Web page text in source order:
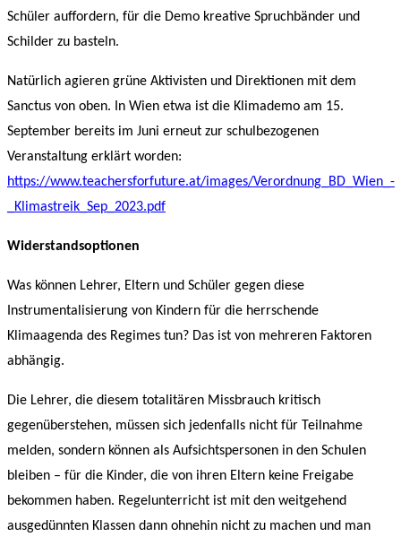
Schüler auffordern, für die Demo kreative Spruchbänder und
Schilder zu basteln.
Natürlich agieren grüne Aktivisten und Direktionen mit dem
Sanctus von oben. In Wien etwa ist die Klimademo am 15.
September bereits im Juni erneut zur schulbezogenen
Veranstaltung erklärt worden:
https://www.teachersforfuture.at/images/Verordnung_BD_Wien_-
_Klimastreik_Sep_2023.pdf
Widerstandsoptionen
Was können Lehrer, Eltern und Schüler gegen diese
Instrumentalisierung von Kindern für die herrschende
Klimaagenda des Regimes tun? Das ist von mehreren Faktoren
abhängig.
Die Lehrer, die diesem totalitären Missbrauch kritisch
gegenüberstehen, müssen sich jedenfalls nicht für Teilnahme
melden, sondern können als Aufsichtspersonen in den Schulen
bleiben – für die Kinder, die von ihren Eltern keine Freigabe
bekommen haben. Regelunterricht ist mit den weitgehend
ausgedünnten Klassen dann ohnehin nicht zu machen und man